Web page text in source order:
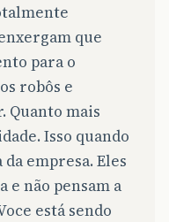
que
para o
robôs e
Quanto mais
Isso quando
empresa. Eles
e não pensam a
está sendo